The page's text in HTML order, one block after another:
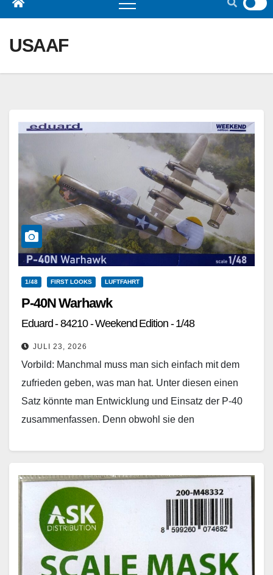
USAAF
1/48 FIRST LOOKS LUFTFAHRT
P-40N Warhawk
Eduard - 84210 - Weekend Edition - 1/48
JULI 23, 2026
Vorbild: Manchmal muss man sich einfach mit dem
zufrieden geben, was man hat. Unter diesen einen
Satz könnte man Entwicklung und Einsatz der P-40
zusammenfassen. Denn obwohl sie den